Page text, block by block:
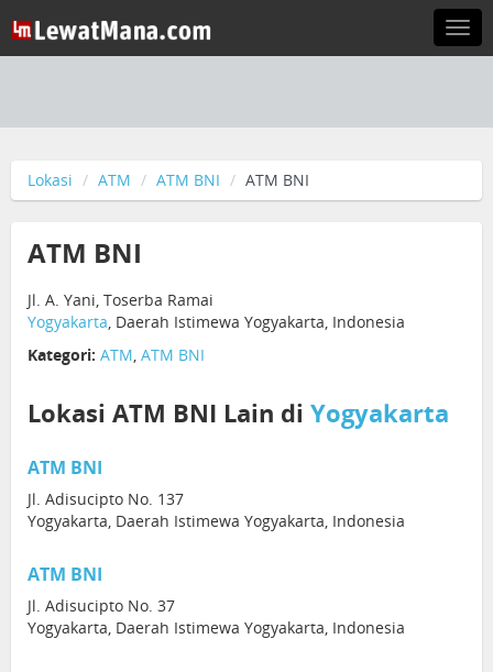
Lokasi ATM ATM BNI ATM BNI
ATM BNI
Jl. A. Yani, Toserba Ramai
Yogyakarta, Daerah Istimewa Yogyakarta, Indonesia
Kategori: ATM, ATM BNI
Lokasi ATM BNI Lain di Yogyakarta
ATM BNI
Jl. Adisucipto No. 137
Yogyakarta, Daerah Istimewa Yogyakarta, Indonesia
ATM BNI
Jl. Adisucipto No. 37
Yogyakarta, Daerah Istimewa Yogyakarta, Indonesia